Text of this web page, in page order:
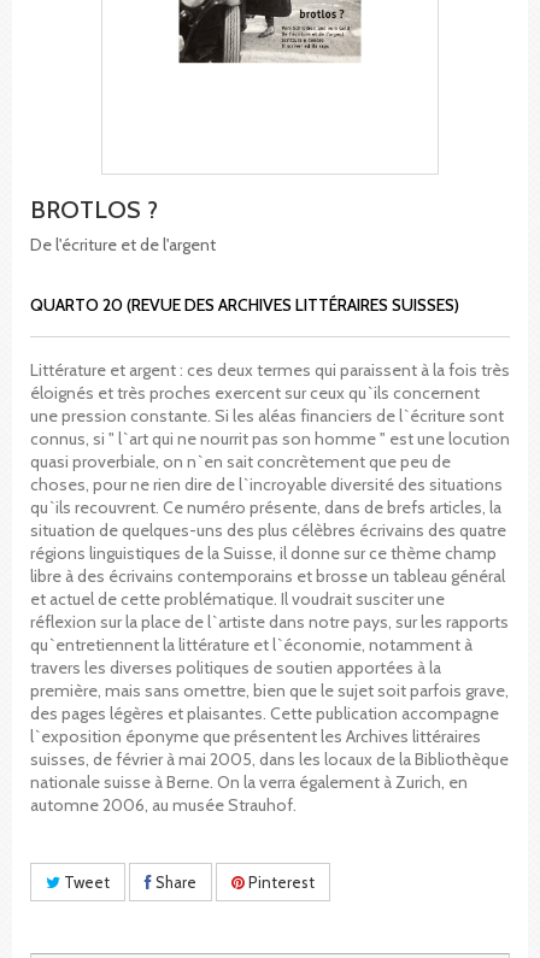
BROTLOS ?
De l'écriture et de l'argent
QUARTO 20 (REVUE DES ARCHIVES LITTÉRAIRES SUISSES)
Littérature et argent : ces deux termes qui paraissent à la fois très
éloignés et très proches exercent sur ceux qu`ils concernent
une pression constante. Si les aléas financiers de l`écriture sont
connus, si " l`art qui ne nourrit pas son homme " est une locution
quasi proverbiale, on n`en sait concrètement que peu de
choses, pour ne rien dire de l`incroyable diversité des situations
qu`ils recouvrent. Ce numéro présente, dans de brefs articles, la
situation de quelques-uns des plus célèbres écrivains des quatre
régions linguistiques de la Suisse, il donne sur ce thème champ
libre à des écrivains contemporains et brosse un tableau général
et actuel de cette problématique. Il voudrait susciter une
réflexion sur la place de l`artiste dans notre pays, sur les rapports
qu`entretiennent la littérature et l`économie, notamment à
travers les diverses politiques de soutien apportées à la
première, mais sans omettre, bien que le sujet soit parfois grave,
des pages légères et plaisantes. Cette publication accompagne
l`exposition éponyme que présentent les Archives littéraires
suisses, de février à mai 2005, dans les locaux de la Bibliothèque
nationale suisse à Berne. On la verra également à Zurich, en
automne 2006, au musée Strauhof.
Tweet Share Pinterest